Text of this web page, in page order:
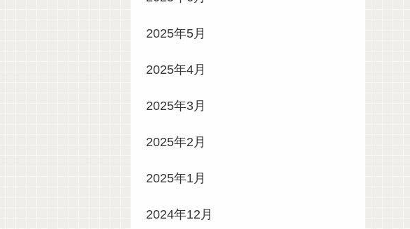
2025年5月
2025年4月
2025年3月
2025年2月
2025年1月
2024年12月